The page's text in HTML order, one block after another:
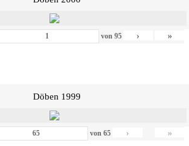
von 95 › »
Döben 1999
von65 › »